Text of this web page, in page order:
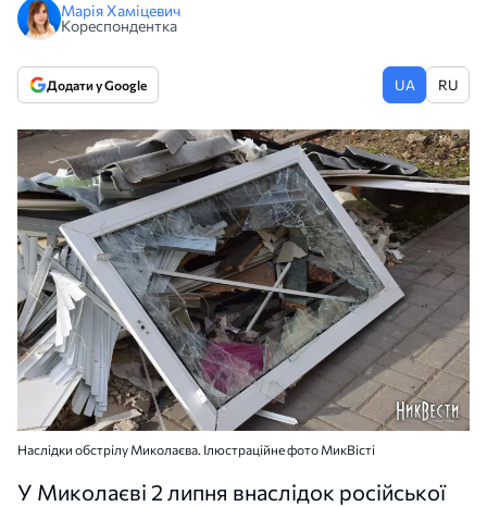
Марія Хаміцевич
Кореспондентка
Додати у Google UA RU
Наслідки обстрілу Миколаєва. Ілюстраційне фото МикВісті
У Миколаєві 2 липня внаслідок російської